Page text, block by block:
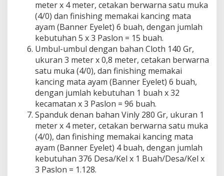
meter x 4 meter, cetakan berwarna satu muka
(4/0) dan finishing memakai kancing mata
ayam (Banner Eyelet) 6 buah, dengan jumlah
kebutuhan 5 x 3 Paslon = 15 buah.
Umbul-umbul dengan bahan Cloth 140 Gr,
ukuran 3 meter x 0,8 meter, cetakan berwarna
satu muka (4/0), dan finishing memakai
kancing mata ayam (Banner Eyelet) 6 buah,
dengan jumlah kebutuhan 1 buah x 32
kecamatan x 3 Paslon = 96 buah.
Spanduk denan bahan Vinly 280 Gr, ukuran 1
meter x 4 meter, cetakan berwarna satu muka
(4/0), dan finishing memakai kancing mata
ayam (Banner Eyelet) 4 buah, dengan jumlah
kebutuhan 376 Desa/Kel x 1 Buah/Desa/Kel x
3 Paslon = 1.128.